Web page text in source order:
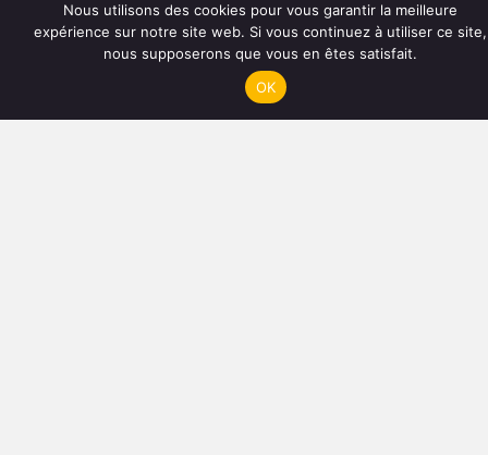
Nous utilisons des cookies pour vous garantir la meilleure
expérience sur notre site web. Si vous continuez à utiliser ce site,
nous supposerons que vous en êtes satisfait.
OK